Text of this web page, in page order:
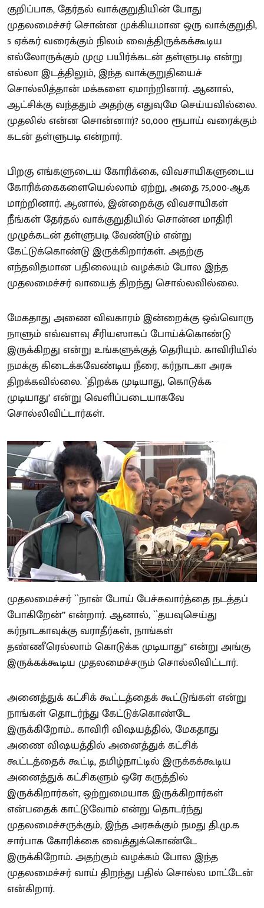
குறிப்பாக, தேர்தல் வாக்குறுதியின் போது
முதலமைச்சர் சொன்ன முக்கியமான ஒரு வாக்குறுதி,
5 ஏக்கர் வரைக்கும் நிலம் வைத்திருக்கக்கூடிய
எல்லோருக்கும் முழு பயிர்க்கடன் தள்ளுபடி என்று
எல்லா இடத்திலும், இந்த வாக்குறுதியைச்
சொல்லித்தான் மக்களை ஏமாற்றினார். ஆனால்,
ஆட்சிக்கு வந்ததும் அதற்கு எதுவுமே செய்யவில்லை.
முதலில் என்ன சொன்னார்? 50,000 ரூபாய் வரைக்கும்
கடன் தள்ளுபடி என்றார்.
பிறகு எங்களுடைய கோரிக்கை, விவசாயிகளுடைய
கோரிக்கைகளையெல்லாம் ஏற்று, அதை 75,000-ஆக
மாற்றினார். ஆனால், இன்றைக்கு விவசாயிகள்
நீங்கள் தேர்தல் வாக்குறுதியில் சொன்ன மாதிரி
முழுக்கடன் தள்ளுபடி வேண்டும் என்று
கேட்டுக்கொண்டு இருக்கிறார்கள். அதற்கு
எந்தவிதமான பதிலையும் வழக்கம் போல இந்த
முதலமைச்சர் வாயைத் திறந்து சொல்லவில்லை.
மேகதாது அணை விவகாரம் இன்றைக்கு ஒவ்வொரு
நாளும் எவ்வளவு சீரியஸாகப் போய்க்கொண்டு
இருக்கிறது என்று உங்களுக்குத் தெரியும். காவிரியில்
நமக்கு கிடைக்கவேண்டிய நீரை, கர்நாடகா அரசு
திறக்கவில்லை. `திறக்க முடியாது, கொடுக்க
முடியாது’ என்று வெளிப்படையாகவே
சொல்லிவிட்டார்கள்.
முதலமைச்சர் ``நான் போய் பேச்சுவார்த்தை நடத்தப்
போகிறேன்’’ என்றார். ஆனால், ``தயவுசெய்து
கர்நாடகாவுக்கு வராதீர்கள், நாங்கள்
தண்ணீரெல்லாம் கொடுக்க முடியாது’’ என்று அங்கு
இருக்கக்கூடிய முதலமைச்சரும் சொல்லிவிட்டார்.
அனைத்துக் கட்சிக் கூட்டத்தைக் கூட்டுங்கள் என்று
நாங்கள் தொடர்ந்து கேட்டுக்கொண்டே
இருக்கிறோம்.. காவிரி விஷயத்தில், மேகதாது
அணை விஷயத்தில் அனைத்துக் கட்சிக்
கூட்டத்தைக் கூட்டி, தமிழ்நாட்டில் இருக்கக்கூடிய
அனைத்துக் கட்சிகளும் ஒரே கருத்தில்
இருக்கிறார்கள், ஒற்றுமையாக இருக்கிறார்கள்
என்பதைக் காட்டுவோம் என்று தொடர்ந்து
முதலமைச்சருக்கும், இந்த அரசுக்கும் நமது தி.மு.க
சார்பாக கோரிக்கை வைத்துக்கொண்டே
இருக்கிறோம். அதற்கும் வழக்கம் போல இந்த
முதலமைச்சர் வாய் திறந்து பதில் சொல்ல மாட்டேன்
என்கிறார்.